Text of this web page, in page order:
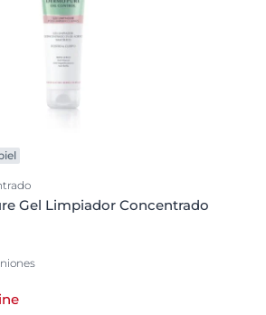
Gel Limpiador Concentrado